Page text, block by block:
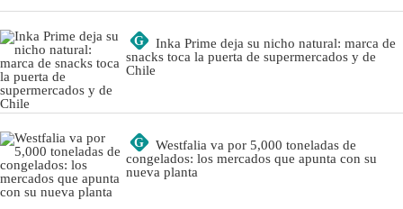
G
Inka Prime deja su nicho natural: marca de
snacks toca la puerta de supermercados y de
Chile
G
Westfalia va por 5,000 toneladas de
congelados: los mercados que apunta con su
nueva planta